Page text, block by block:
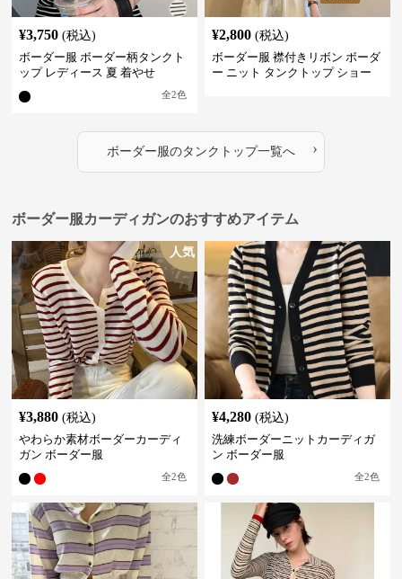
¥3,750 (税込)
ボーダー服 ボーダー柄タンクト
ップ レディース 夏 着やせ
全2色
¥2,800 (税込)
ボーダー服 襟付きリボン ボーダ
ー ニット タンクトップ ショー
ボーダー服のタンクトップ一覧へ ›
ボーダー服カーディガンのおすすめアイテム
人気
¥3,880 (税込)
やわらか素材ボーダーカーディ
ガン ボーダー服
全2色
¥4,280 (税込)
洗練ボーダーニットカーディガ
ン ボーダー服
全2色